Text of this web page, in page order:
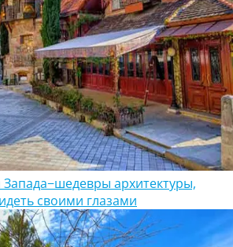
Запада−шедевры архитектуры,
своими глазами